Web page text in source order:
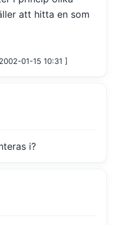
att hitta en som
01-15 10:31 ]
i?